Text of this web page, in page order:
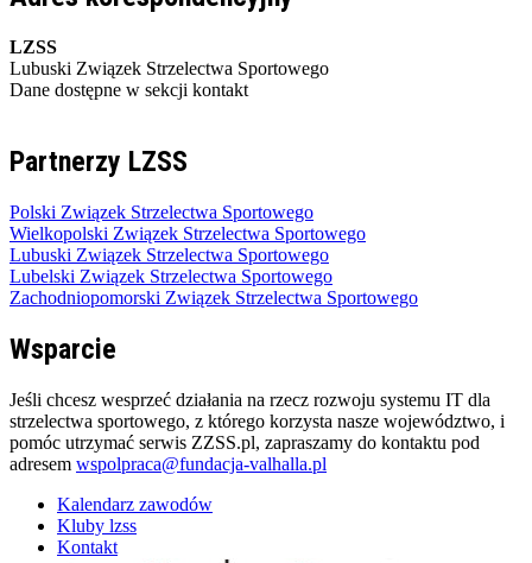
LZSS
Lubuski Związek Strzelectwa Sportowego
Dane dostępne w sekcji kontakt
Partnerzy LZSS
Polski Związek Strzelectwa Sportowego
Wielkopolski Związek Strzelectwa Sportowego
Lubuski Związek Strzelectwa Sportowego
Lubelski Związek Strzelectwa Sportowego
Zachodniopomorski Związek Strzelectwa Sportowego
Wsparcie
Jeśli chcesz wesprzeć działania na rzecz rozwoju systemu IT dla
strzelectwa sportowego, z którego korzysta nasze województwo, i
pomóc utrzymać serwis ZZSS.pl, zapraszamy do kontaktu pod
adresem wspolpraca@fundacja-valhalla.pl
Kalendarz zawodów
Kluby lzss
Kontakt